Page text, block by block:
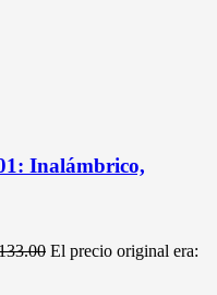
Inalámbrico,
El precio original era: